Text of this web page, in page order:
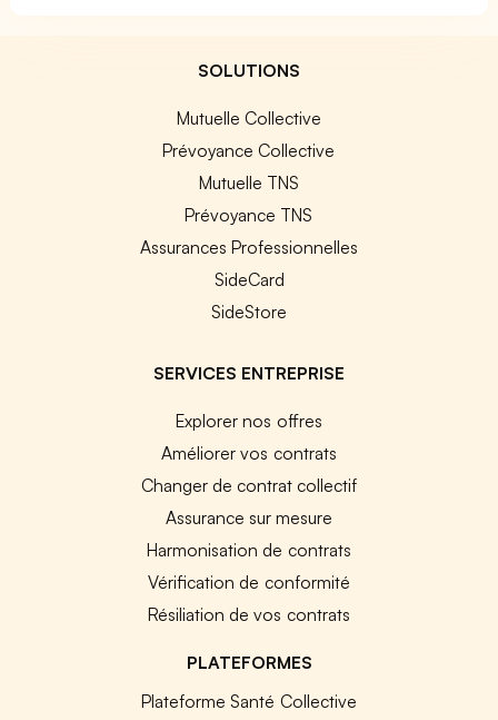
SOLUTIONS
Mutuelle Collective
Prévoyance Collective
Mutuelle TNS
Prévoyance TNS
Assurances Professionnelles
SideCard
SideStore
SERVICES ENTREPRISE
Explorer nos offres
Améliorer vos contrats
Changer de contrat collectif
Assurance sur mesure
Harmonisation de contrats
Vérification de conformité
Résiliation de vos contrats
PLATEFORMES
Plateforme Santé Collective